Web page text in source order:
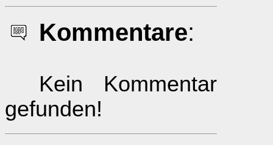
Kommentare:
Kein Kommentar
gefunden!